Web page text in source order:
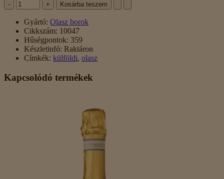
- + Kosárba teszem
Gyártó: Olasz borok
Cikkszám: 10047
Hűségpontok: 359
Készletinfó: Raktáron
Címkék: külföldi, olasz
Kapcsolódó termékek